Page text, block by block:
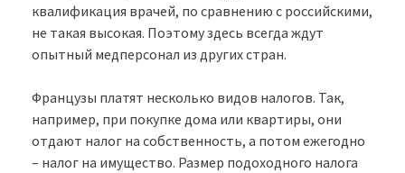
квалификация врачей, по сравнению с российскими,
не такая высокая. Поэтому здесь всегда ждут
опытный медперсонал из других стран.
Французы платят несколько видов налогов. Так,
например, при покупке дома или квартиры, они
отдают налог на собственность, а потом ежегодно
– налог на имущество. Размер подоходного налога